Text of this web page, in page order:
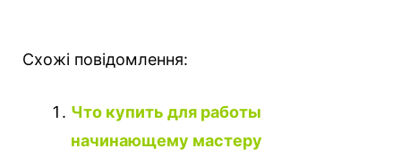
Схожі повідомлення:
Что купить для работы
начинающему мастеру